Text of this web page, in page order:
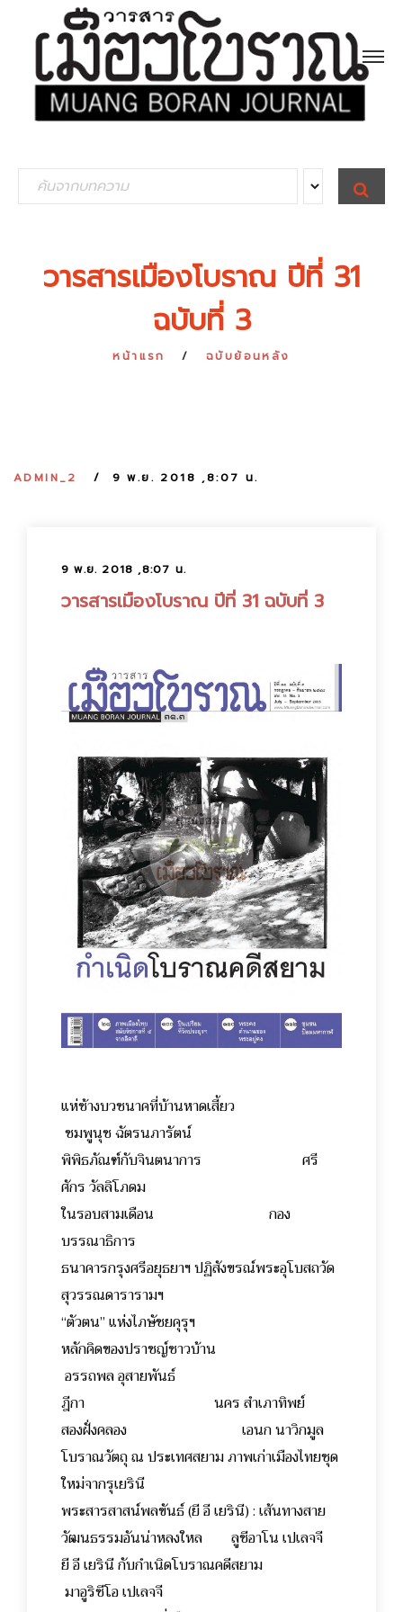
e
S
E
A
วารสารเมืองโบราณ ปีที่ 31
ฉบับที่ 3
หน้าแรก ฉบับย้อนหลัง
ADMIN_2 9 พ.ย. 2018 ,8:07 น.
9 พ.ย. 2018 ,8:07 น.
วารสารเมืองโบราณ ปีที่ 31 ฉบับที่ 3
แห่ช้างบวชนาคที่บ้านหาดเสี้ยว
ชมพูนุช ฉัตรนภารัตน์
พิพิธภัณฑ์กับจินตนาการ ศรี
ศักร วัลลิโภดม
ในรอบสามเดือน กอง
บรรณาธิการ
ธนาคารกรุงศรีอยุธยาฯ ปฏิสังขรณ์พระอุโบสถวัด
สุวรรณดารารามฯ
“ตัวตน” แห่งไภษัชยคุรุฯ
หลักคิดของปราชญ์ชาวบ้าน
อรรถพล อุสายพันธ์
ฎีกา นคร สำเภาทิพย์
สองฝั่งคลอง เอนก นาวิกมูล
โบราณวัตถุ ณ ประเทศสยาม ภาพเก่าเมืองไทยชุด
ใหม่จากรุเยรินี
พระสารสาสน์พลขันธ์ (ยี อี เยรินี) : เส้นทางสาย
วัฒนธรรมอันน่าหลงใหล ลูชีอาโน เปเลจจี
ยี อี เยรินี กับกำเนิดโบราณคดีสยาม
มาอูริซีโอ เปเลจจี